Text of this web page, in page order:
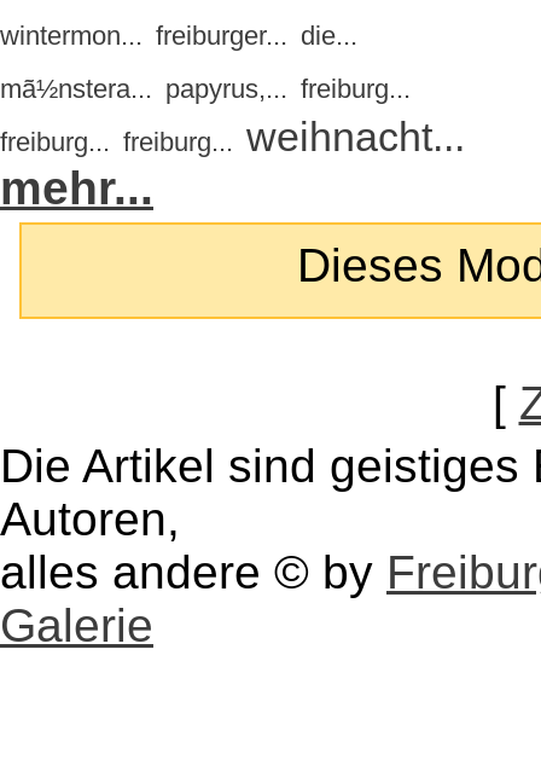
wintermon... freiburger... die...
mã½nstera... papyrus,... freiburg...
freiburg... freiburg... weihnacht...
mehr...
Dieses
[
Die Artikel sind
Autoren,
alles andere © by
Galerie